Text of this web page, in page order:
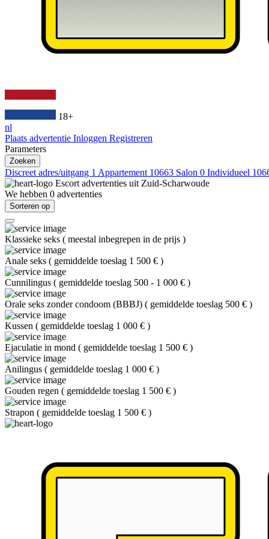
18+
nl
Plaats advertentie Inloggen Registreren
Parameters
Zoeken
Discreet adres/uitgang 1 Appartement 10663 Salon 0 Individueel
Escort advertenties uit Zuid-Scharwoude
We hebben 0 advertenties
Sorteren op
Klassieke seks ( meestal inbegrepen in de prijs )
Anale seks ( gemiddelde toeslag 1 500 € )
Cunnilingus ( gemiddelde toeslag 500 - 1 000 € )
Orale seks zonder condoom (BBBJ) ( gemiddelde toeslag 500 € )
Kussen ( gemiddelde toeslag 1 000 € )
Ejaculatie in mond ( gemiddelde toeslag 1 500 € )
Anilingus ( gemiddelde toeslag 1 000 € )
Gouden regen ( gemiddelde toeslag 1 500 € )
Strapon ( gemiddelde toeslag 1 500 € )